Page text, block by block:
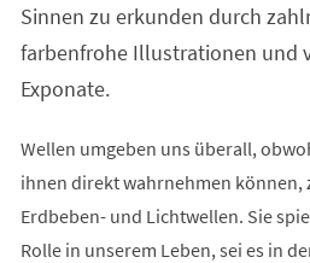
Sinnen zu erkunden durch
farbenfrohe Illustrationen und
Exponate.
Wellen umgeben uns überall,
ihnen direkt wahrnehmen können,
Erdbeben- und Lichtwellen. Sie
Rolle in unserem Leben, sei es in